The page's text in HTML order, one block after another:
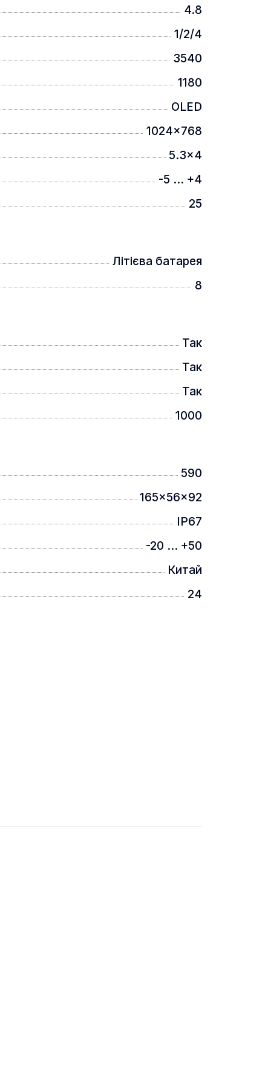
хвилі: 905 нм. Макс.
обладнання згідно з IEC
4.8
1/2/4
3540
1180
OLED
1024x768
5.3x4
-5 ... +4
25
Літієва батарея
8
Так
Так
Так
1000
590
165x56x92
IP67
-20 ... +50
Китай
24